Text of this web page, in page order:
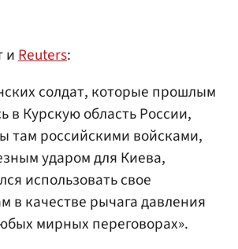
иReuters:
солдат, которые прошлым
в Курскую область России,
там российскими войсками,
ударом для Киева,
использовать свое
в качестве рычага давления
мирных переговорах».